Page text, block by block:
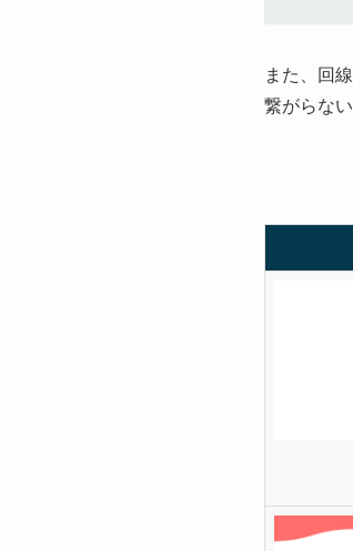
また、回
繋がらな